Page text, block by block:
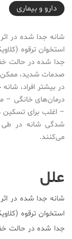
02T21:56:01+03:30
دارو‌ و بیماری
شانه جدا شده در
استخوان ترقوه
جدا شده در حالت
صدمات شدید‌، ممکن
در بیشتر افراد‌،
درمان‌های خانگی –
– اغلب برای تسکین
شدگی شانه در طی
می‌کنند.
علل
شانه جدا شده در
استخوان ترقوه
جدا شده در حالت